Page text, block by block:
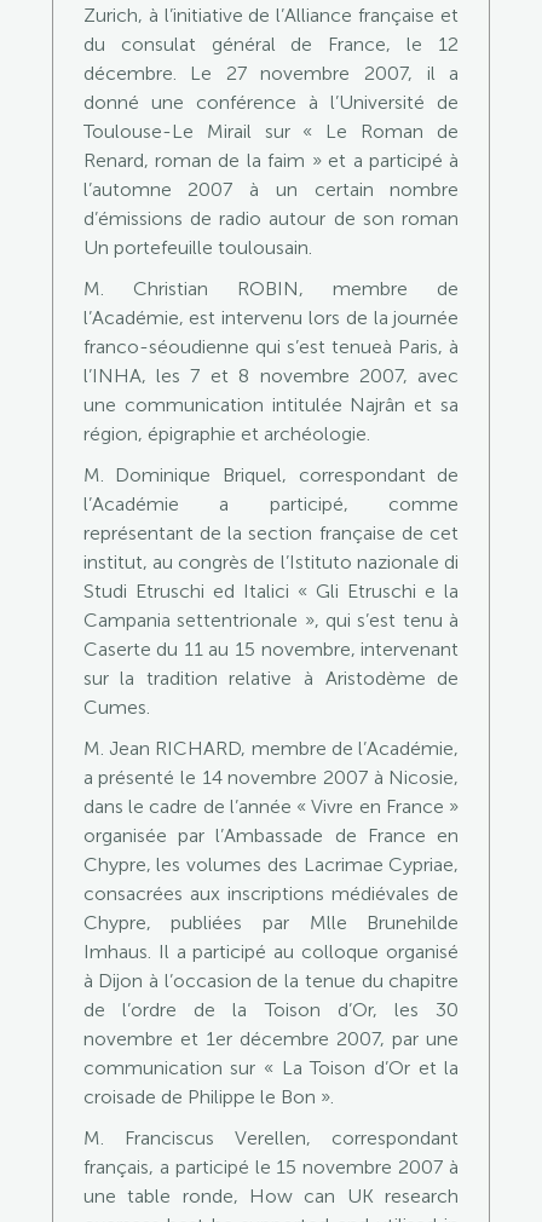
Zurich, à l’initiative de l’Alliance française et
du consulat général de France, le 12
décembre. Le 27 novembre 2007, il a
donné une conférence à l’Université de
Toulouse-Le Mirail sur « Le Roman de
Renard, roman de la faim » et a participé à
l’automne 2007 à un certain nombre
d’émissions de radio autour de son roman
Un portefeuille toulousain.
M. Christian ROBIN, membre de
l’Académie, est intervenu lors de la journée
franco-séoudienne qui s’est tenueà Paris, à
l’INHA, les 7 et 8 novembre 2007, avec
une communication intitulée Najrân et sa
région, épigraphie et archéologie.
M. Dominique Briquel, correspondant de
l’Académie a participé, comme
représentant de la section française de cet
institut, au congrès de l’Istituto nazionale di
Studi Etruschi ed Italici « Gli Etruschi e la
Campania settentrionale », qui s’est tenu à
Caserte du 11 au 15 novembre, intervenant
sur la tradition relative à Aristodème de
Cumes.
M. Jean RICHARD, membre de l’Académie,
a présenté le 14 novembre 2007 à Nicosie,
dans le cadre de l’année « Vivre en France »
organisée par l’Ambassade de France en
Chypre, les volumes des Lacrimae Cypriae,
consacrées aux inscriptions médiévales de
Chypre, publiées par Mlle Brunehilde
Imhaus. Il a participé au colloque organisé
à Dijon à l’occasion de la tenue du chapitre
de l’ordre de la Toison d’Or, les 30
novembre et 1er décembre 2007, par une
communication sur « La Toison d’Or et la
croisade de Philippe le Bon ».
M. Franciscus Verellen, correspondant
français, a participé le 15 novembre 2007 à
une table ronde, How can UK research